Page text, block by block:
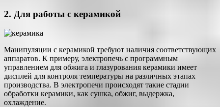
2. Для работы с керамикой
Манипуляции с керамикой требуют наличия соответствующих
аппаратов. К примеру, электропечь с программным
управлением для обжига и глазурования керамики имеет
дисплей для контроля температуры на различных этапах
производства. В электропечи происходят такие стадии
обработки керамики, как сушка, обжиг, выдержка,
охлаждение.